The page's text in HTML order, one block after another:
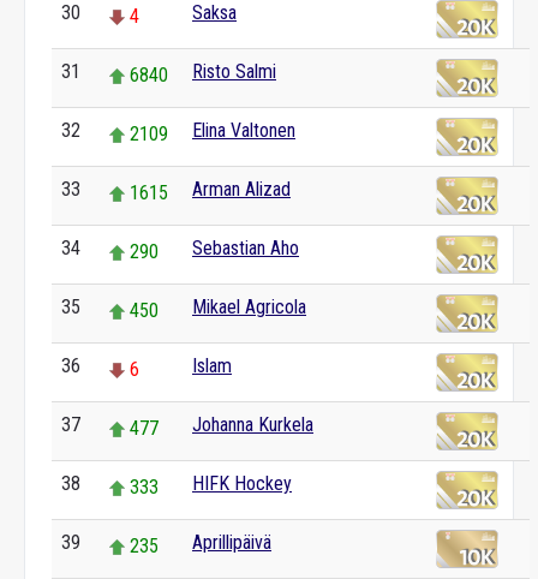
30 4 Saksa
31 6840 Risto Salmi
32 2109 Elina Valtonen
33 1615 Arman Alizad
34 290 Sebastian Aho
35 450 Mikael Agricola
36 6 Islam
37 477 Johanna Kurkela
38 333 HIFK Hockey
39 235 Aprillipäivä